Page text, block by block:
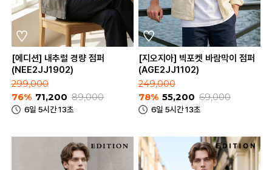
[에디션] 내추럴 경량 점퍼
(NEE2JJ1902)
299,000
76% 71,200 89,000
6일 5시간 13초
[지오지아] 빅포켓 바람막이 점퍼
(AGE2JJ1102)
249,000
78% 55,200 69,000
6일 5시간 13초